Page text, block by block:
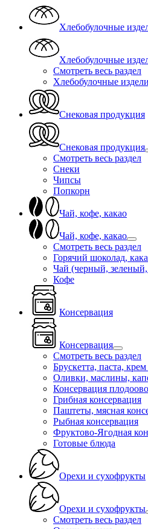
Хлебобулочные
Хлебобулочные
Смотреть весь раздел
Хлебобулочные
Снековая продукция
Снековая продукция
Смотреть весь раздел
Снеки
Чипсы
Попкорн
Чай, кофе, какао
Чай, кофе, какао
Смотреть весь раздел
Горячий шоколад,
Чай (черный,
Кофе
Консервация
Консервация
Смотреть весь раздел
Брускетта, паста, крем
Оливки, маслины,
Консервация
Грибная консервация
Паштеты, мясная
Рыбная консервация
Фруктово-Ягодная
Готовые блюда
Орехи и сухофрукты
Орехи и сухофрукты
Смотреть весь раздел